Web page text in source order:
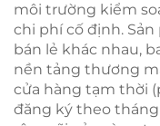
môi trường kiểm
chi phí cố định.
bán lẻ khác nhau,
nền tảng thương
cửa hàng tạm thời
đăng ký theo